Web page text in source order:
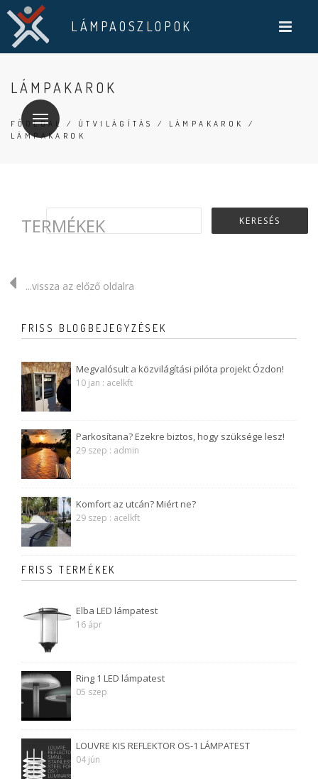
LÁMPAOSZLOPOK
LÁMPAKAROK
FŐOLDAL / ÚTVILÁGÍTÁS / LÁMPAKAROK
/
LÁMPAKAROK
TERMÉKEK
...vissza az előző oldalra
FRISS BLOGBEJEGYZÉSEK
Megvalósult a közvilágítási pilóta projekt Ózdon!
10 jan : acelkft
Parkosítana? Ezekre biztos, hogy szüksége lesz!
29 szep : admin
Komfort az utcán? Miért ne?
29 szep : acelkft
FRISS TERMÉKEK
Elba LED lámpatest
16 ápr
Ring 1 LED lámpatest
05 szep
LOUVRE KIS REFLEKTOR OS-1 LÁMPATEST
04 jún